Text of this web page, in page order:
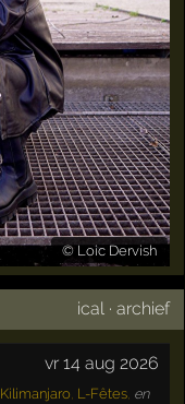
© Loic Dervish
ical ·archief
vr 14 aug 2026
Kilimanjaro, L-Fêtes, en